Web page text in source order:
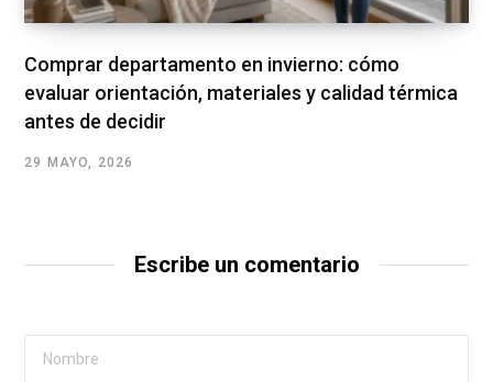
Comprar departamento en invierno: cómo
evaluar orientación, materiales y calidad térmica
antes de decidir
29 MAYO, 2026
Escribe un comentario